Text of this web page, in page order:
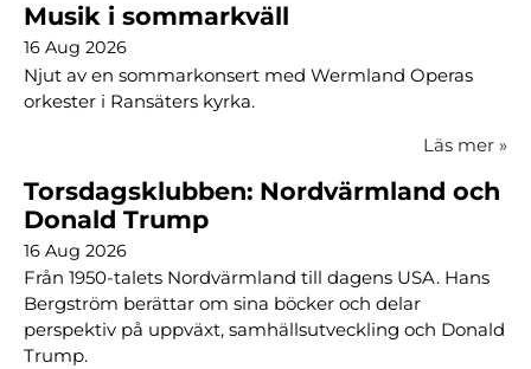
Musik i sommarkväll
16 Aug 2026
Njut av en sommarkonsert med Wermland Operas
orkester i Ransäters kyrka.
Läs mer »
Torsdagsklubben: Nordvärmland och
Donald Trump
16 Aug 2026
Från 1950-talets Nordvärmland till dagens USA. Hans
Bergström berättar om sina böcker och delar
perspektiv på uppväxt, samhällsutveckling och Donald
Trump.